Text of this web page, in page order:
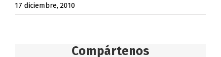
17 diciembre, 2010
Compártenos